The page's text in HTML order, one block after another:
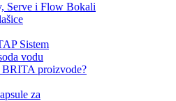
Serve i Flow Bokali
Sistem
vodu
proizvode?
za